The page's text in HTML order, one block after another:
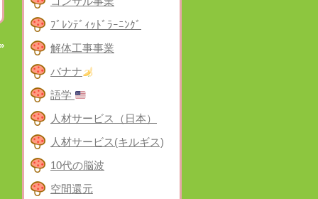
ﾌﾞﾚﾝﾃﾞｨｯﾄﾞﾗｰﾆﾝｸﾞ
解体工事事業
バナナ
語学
人材サービス（日本）
人材サービス(キルギス)
10代の脳波
空間還元